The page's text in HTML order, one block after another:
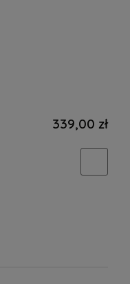
339,00 zł